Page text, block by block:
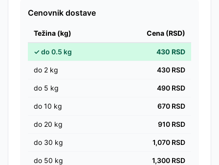
Cenovnik dostave
Težina (kg) Cena (RSD)
✓do 0.5 kg 430 RSD
do 2 kg 430 RSD
do 5 kg 490 RSD
do 10 kg 670 RSD
do 20 kg 910 RSD
do 30 kg 1,070 RSD
do 50 kg 1,300 RSD